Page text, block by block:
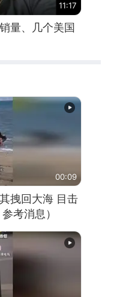
11:17
量、几个美国
00:09
拽回大海 目击
考消息）